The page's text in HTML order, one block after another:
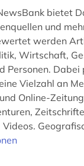
chemische industrie (1)
cloud computing (1)
bietet
und
werden
Wirtschaft,
Personen.
Vielzahl an
Online-
Transkripte und